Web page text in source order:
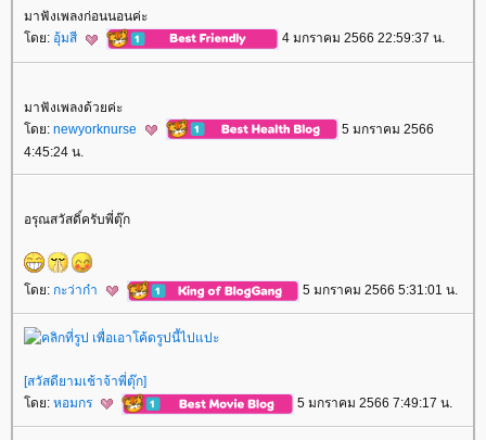
มาฟังเพลงก่อนนอนค่ะ
ดย: อุ้มสี 4 มกราคม 2566 22:59:37 น.
มาฟังเพลงด้วยค่ะ
ดย: newyorknurse
5 มกราคม 2566
4:45:24 น.
อรุณสวัสดิ์ครับพี่ตุ๊ก
ดย: กะว่าก๋า 5 มกราคม 2566 5:31:01 น.
[สวัสดียามเช้าจ้าพี่ตุ๊ก]
ดย: หอมกร 5 มกราคม 2566 7:49:17 น.